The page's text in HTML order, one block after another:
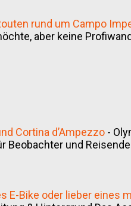
rund um Campo
aber keine
Cortina d’Ampezzo -
und Reisende
E-Bike oder lieber eines